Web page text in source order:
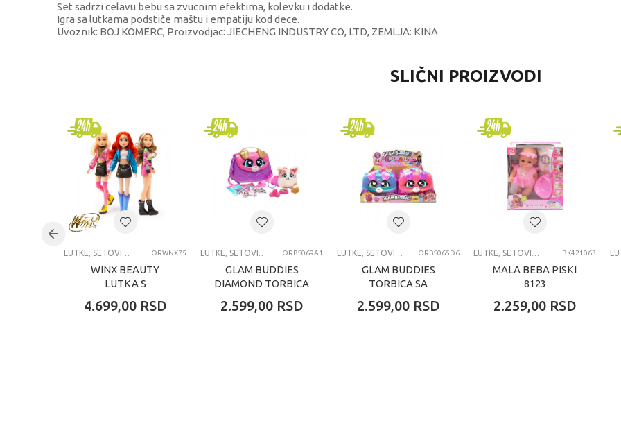
Set sadrzi celavu bebu sa zvucnim efektima, kolevku i dodatke.
Igra sa lutkama podstiče maštu i empatiju kod dece.
Uvoznik: BOJ KOMERC, Proizvodjac: JIECHENG INDUSTRY CO, LTD, ZEMLJA: KINA
Lutke, setovi, dodaci i oprema
Brend
Pol
Uzrast 4-6 godina
Kategorija
SLIČNI PROIZVODI
LUTKE, SETOVI, DODACI I OPREMA ORWNX75
WINX BEAUTY
LUTKA S
DODACIMA
4.699,00 RSD
LUTKE, SETOVI, DODACI I OPREMA ORBS069A1
GLAM BUDDIES
DIAMOND TORBICA
2.599,00 RSD
LUTKE, SETOVI, DODACI I OPREMA ORBS065D6
GLAM BUDDIES
TORBICA SA
2.599,00 RSD
LUTKE, SETOVI, DODACI I OPREMA BK421063
MALA BEBA PISKI
8123
2.259,00 RSD